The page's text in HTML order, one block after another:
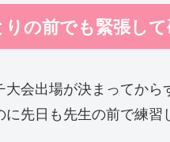
りの前でも緊張し
大会出場が決まってから
に先日も先生の前で練習